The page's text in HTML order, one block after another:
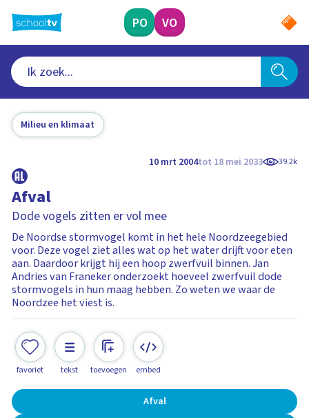
naar
hoofdinhoud
PO VO
Milieu en klimaat
10 mrt 2004tot 18 mei 2033 39.2k
Afval
Dode vogels zitten er vol mee
De Noordse stormvogel komt in het hele Noordzeegebied
voor. Deze vogel ziet alles wat op het water drijft voor eten
aan. Daardoor krijgt hij een hoop zwerfvuil binnen. Jan
Andries van Franeker onderzoekt hoeveel zwerfvuil dode
stormvogels in hun maag hebben. Zo weten we waar de
Noordzee het viest is.
favoriet tekst toevoegen embed
Afval